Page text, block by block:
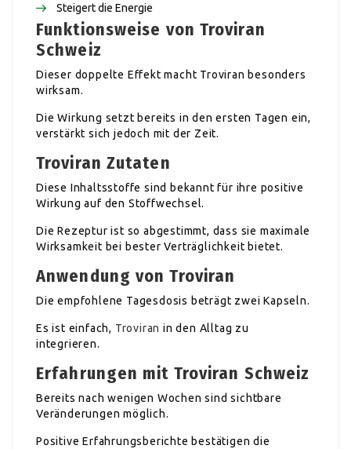
Steigert die Energie
Funktionsweise von Troviran
Schweiz
Dieser doppelte Effekt macht Troviran besonders
wirksam.
Die Wirkung setzt bereits in den ersten Tagen ein,
verstärkt sich jedoch mit der Zeit.
Troviran Zutaten
Diese Inhaltsstoffe sind bekannt für ihre positive
Wirkung auf den Stoffwechsel.
Die Rezeptur ist so abgestimmt, dass sie maximale
Wirksamkeit bei bester Verträglichkeit bietet.
Anwendung von Troviran
Die empfohlene Tagesdosis beträgt zwei Kapseln.
Es ist einfach, Troviran in den Alltag zu
integrieren.
Erfahrungen mit Troviran Schweiz
Bereits nach wenigen Wochen sind sichtbare
Veränderungen möglich.
Positive Erfahrungsberichte bestätigen die